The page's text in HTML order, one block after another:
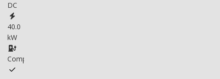
DC
40.0
kW
Compatible